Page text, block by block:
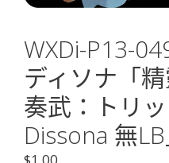
WXDi-P13-
ディソナ「
奏武：トリッ
Dissona 無LB
$1.00